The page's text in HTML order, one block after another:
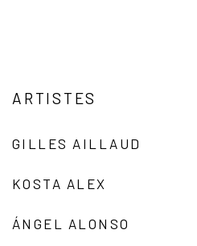
ARTISTES
GILLES AILLAUD
KOSTA ALEX
ÁNGEL ALONSO